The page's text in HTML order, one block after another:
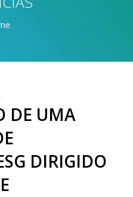
DE UMA
DIRIGIDO